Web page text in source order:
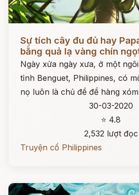
Sự tích cây đu đủ hay
bằng quả lạ vàng chín
Ngày xửa ngày xưa, ở một
tỉnh Benguet, Philippines, có
nọ luôn là chủ đề để hàng
30-03-2020
⭐ 4.8
2,532 lượt đọc
Truyện cổ Philippines